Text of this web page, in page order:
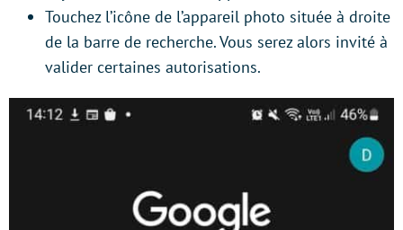
Touchez l’icône de l’appareil photo située à droite
de la barre de recherche. Vous serez alors invité à
valider certaines autorisations.